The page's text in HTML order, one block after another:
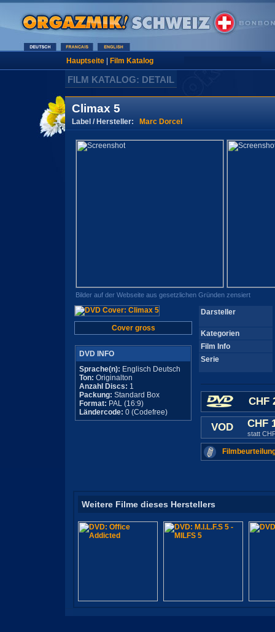
Hauptseite| Film Katalog
FILM KATALOG: DETAIL
Climax 5
Label / Hersteller: Marc Dorcel
Bilder auf der Webseite aus gesetzlichen Gründen zensiert
Cover gross
DVD INFO
Sprache(n): Englisch Deutsch
Ton: Originalton
Anzahl Discs: 1
Packung: Standard Box
Format: PAL (16:9)
Ländercode: 0 (Codefree)
Darsteller
Kategorien
Film Info
Serie
CHF
VOD CHF
statt
Weitere Filme dieses Herstellers